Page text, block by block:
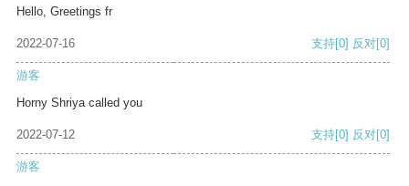
Hello, Greetings fr
2022-07-16 支持[0] 反对[0]
游客
Horny Shriya called you
2022-07-12 支持[0] 反对[0]
游客